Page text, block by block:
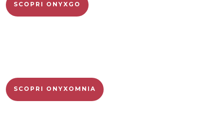
SCOPRI ONYXGO
SCOPRI ONYXOMNIA